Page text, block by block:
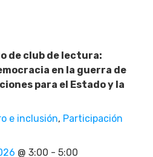
de club de lectura:
en la guerra de
para el Estado y la
e inclusión, Participación
@ 3:00 - 5:00